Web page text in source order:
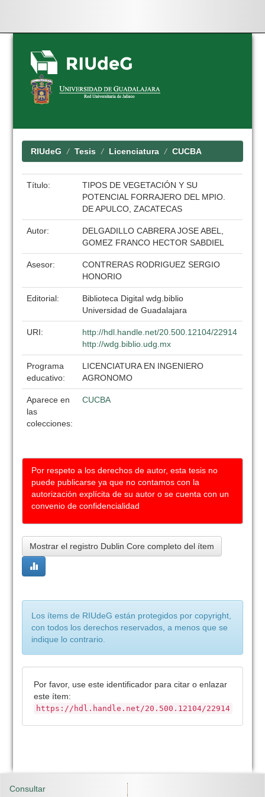
Skip
navigation
RIUdeG Tesis Licenciatura CUCBA
Título:
TIPOS DE VEGETACIÓN Y SU
POTENCIAL FORRAJERO DEL MPIO.
DE APULCO, ZACATECAS
Autor:
DELGADILLO CABRERA JOSE ABEL,
GOMEZ FRANCO HECTOR SABDIEL
Asesor:
CONTRERAS RODRIGUEZ SERGIO
HONORIO
Editorial:
Biblioteca Digital wdg.biblio
Universidad de Guadalajara
URI:
http://hdl.handle.net/20.500.12104/22914
http://wdg.biblio.udg.mx
Programa
educativo:
LICENCIATURA EN INGENIERO
AGRONOMO
Aparece en
las
colecciones:
CUCBA
Por respeto a los derechos de autor, esta tesis no
puede publicarse ya que no contamos con la
autorización explícita de su autor o se cuenta con un
convenio de confidencialidad
Mostrar el registro Dublin Core completo del ítem
Los ítems de RIUdeG están protegidos por copyright,
con todos los derechos reservados, a menos que se
indique lo contrario.
Por favor, use este identificador para citar o enlazar
este ítem:
https://hdl.handle.net/20.500.12104/22914
Consultar